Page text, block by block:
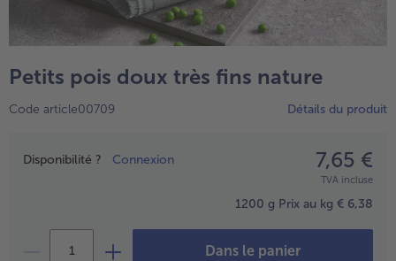
TousPlats cuisinés
Boulangerie & Pâtisserie
TousBoulangerie & Pâtisserie
TousEntrées, Apéritifs & Snacks
Produits non surgelés
TousProduits non surgelés
Petits pois doux très fins nature
Code article00709 Détails du produit
Prix
Disponibilité ? Connexion 7,65 €
TVA incluse
1200 g Prix au kg € 6,38
Dans le panier